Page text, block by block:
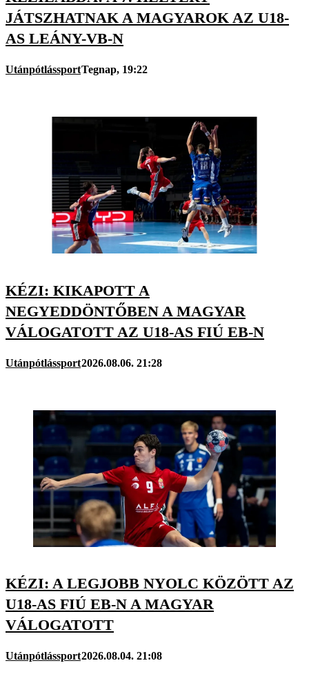
JÁTSZHATNAK A MAGYAROK AZ U18-
AS LEÁNY-VB-N
UtánpótlássportTegnap, 19:22
KÉZI: KIKAPOTT A
NEGYEDDÖNTŐBEN A MAGYAR
VÁLOGATOTT AZ U18-AS FIÚ EB-N
Utánpótlássport2026.08.06. 21:28
KÉZI: A LEGJOBB NYOLC KÖZÖTT AZ
U18-AS FIÚ EB-N A MAGYAR
VÁLOGATOTT
Utánpótlássport2026.08.04. 21:08